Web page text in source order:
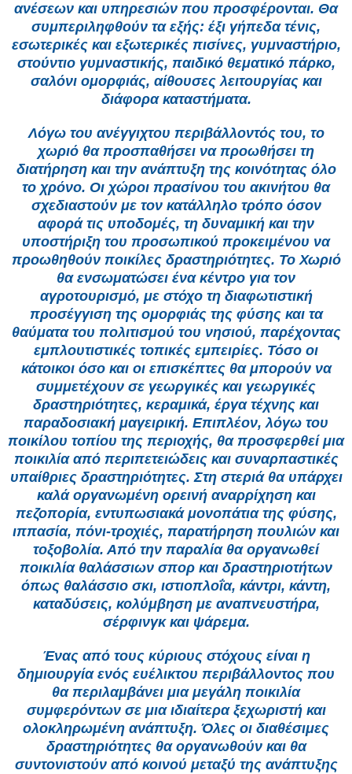
ανέσεων και υπηρεσιών που προσφέρονται. Θα
συμπεριληφθούν τα εξής: έξι γήπεδα τένις,
εσωτερικές και εξωτερικές πισίνες, γυμναστήριο,
στούντιο γυμναστικής, παιδικό θεματικό πάρκο,
σαλόνι ομορφιάς, αίθουσες λειτουργίας και
διάφορα καταστήματα.
Λόγω του ανέγγιχτου περιβάλλοντός του, το
χωριό θα προσπαθήσει να προωθήσει τη
διατήρηση και την ανάπτυξη της κοινότητας όλο
το χρόνο. Οι χώροι πρασίνου του ακινήτου θα
σχεδιαστούν με τον κατάλληλο τρόπο όσον
αφορά τις υποδομές, τη δυναμική και την
υποστήριξη του προσωπικού προκειμένου να
προωθηθούν ποικίλες δραστηριότητες. Το Χωριό
θα ενσωματώσει ένα κέντρο για τον
αγροτουρισμό, με στόχο τη διαφωτιστική
προσέγγιση της ομορφιάς της φύσης και τα
θαύματα του πολιτισμού του νησιού, παρέχοντας
εμπλουτιστικές τοπικές εμπειρίες. Τόσο οι
κάτοικοι όσο και οι επισκέπτες θα μπορούν να
συμμετέχουν σε γεωργικές και γεωργικές
δραστηριότητες, κεραμικά, έργα τέχνης και
παραδοσιακή μαγειρική. Επιπλέον, λόγω του
ποικίλου τοπίου της περιοχής, θα προσφερθεί μια
ποικιλία από περιπετειώδεις και συναρπαστικές
υπαίθριες δραστηριότητες. Στη στεριά θα υπάρχει
καλά οργανωμένη ορεινή αναρρίχηση και
πεζοπορία, εντυπωσιακά μονοπάτια της φύσης,
ιππασία, πόνι-τροχιές, παρατήρηση πουλιών και
τοξοβολία. Από την παραλία θα οργανωθεί
ποικιλία θαλάσσιων σπορ και δραστηριοτήτων
όπως θαλάσσιο σκι, ιστιοπλοΐα, κάντρι, κάντη,
καταδύσεις, κολύμβηση με αναπνευστήρα,
σέρφινγκ και ψάρεμα.
Ένας από τους κύριους στόχους είναι η
δημιουργία ενός ευέλικτου περιβάλλοντος που
θα περιλαμβάνει μια μεγάλη ποικιλία
συμφερόντων σε μια ιδιαίτερα ξεχωριστή και
ολοκληρωμένη ανάπτυξη. Όλες οι διαθέσιμες
δραστηριότητες θα οργανωθούν και θα
συντονιστούν από κοινού μεταξύ της ανάπτυξης